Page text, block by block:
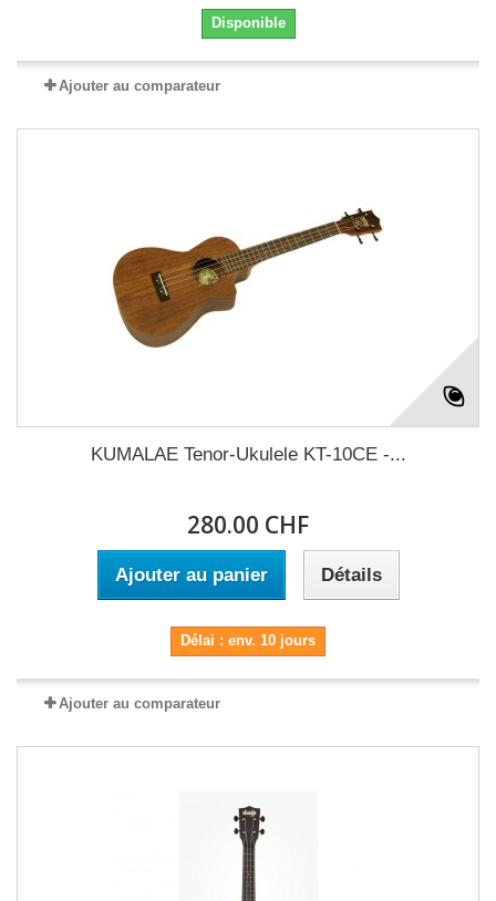
Disponible
Ajouter au comparateur
KUMALAE Tenor-Ukulele KT-10CE -...
280.00 CHF
Ajouter au panier Détails
Délai : env. 10 jours
Ajouter au comparateur